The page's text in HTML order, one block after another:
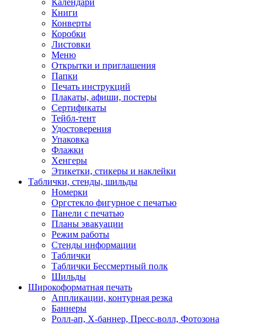
Календари
Книги
Конверты
Коробки
Листовки
Меню
Открытки и приглашения
Папки
Печать инструкций
Плакаты, афиши, постеры
Сертификаты
Тейбл-тент
Удостоверения
Упаковка
Флажки
Хенгеры
Этикетки, стикеры и наклейки
Таблички, стенды, шильды
Номерки
Оргстекло фигурное с печатью
Панели с печатью
Планы эвакуации
Режим работы
Стенды информации
Таблички
Таблички Бессмертный полк
Шильды
Широкоформатная печать
Аппликации, контурная резка
Баннеры
Ролл-ап, X-баннер, Пресс-волл, Фотозона